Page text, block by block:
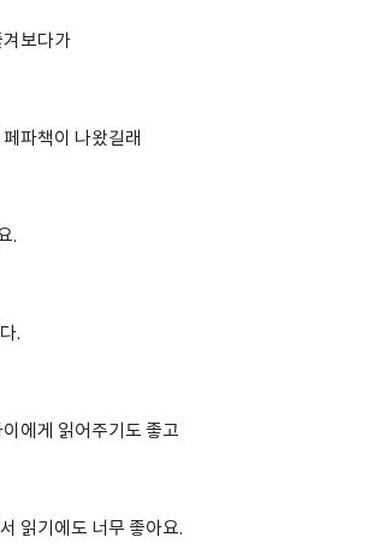
겨보다가
파책이 나왔길래
.
.
에게 읽어주기도 좋고
읽기에도 너무 좋아요.